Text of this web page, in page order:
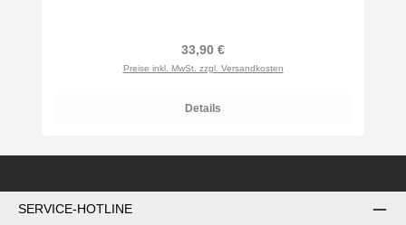
Regulärer Preis:
33,90 €
Preise inkl. MwSt. zzgl. Versandkosten
Details
SERVICE-HOTLINE